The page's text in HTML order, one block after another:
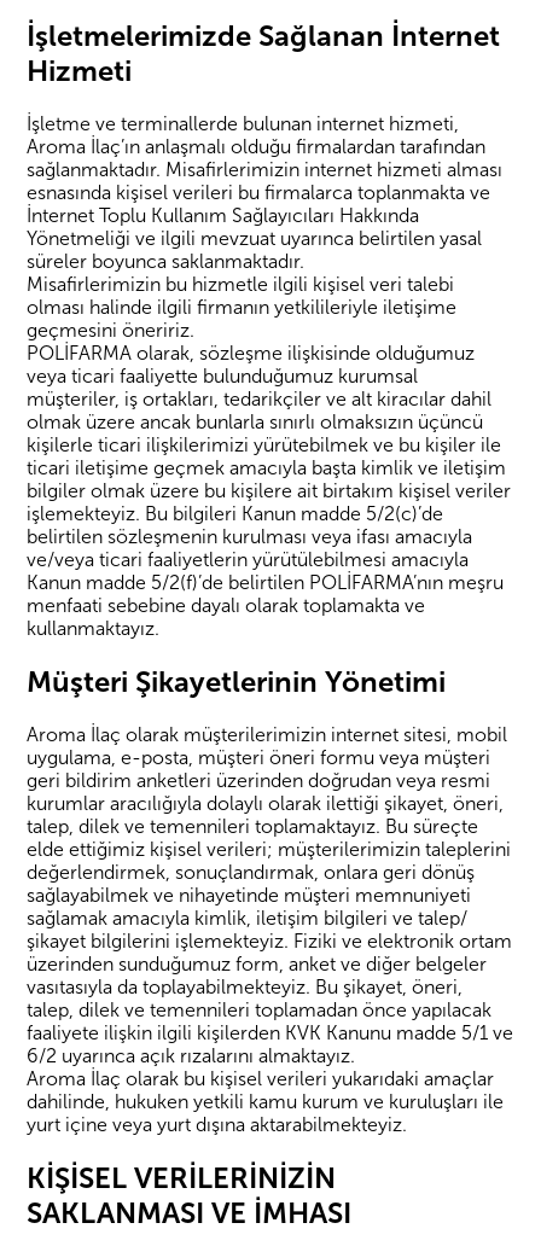
İşletmelerimizde Sağlanan İnternet
Hizmeti
İşletme ve terminallerde bulunan internet hizmeti,
Aroma İlaç’ın anlaşmalı olduğu firmalardan tarafından
sağlanmaktadır. Misafirlerimizin internet hizmeti alması
esnasında kişisel verileri bu firmalarca toplanmakta ve
İnternet Toplu Kullanım Sağlayıcıları Hakkında
Yönetmeliği ve ilgili mevzuat uyarınca belirtilen yasal
süreler boyunca saklanmaktadır.
Misafirlerimizin bu hizmetle ilgili kişisel veri talebi
olması halinde ilgili firmanın yetkilileriyle iletişime
geçmesini öneririz.
POLİFARMA olarak, sözleşme ilişkisinde olduğumuz
veya ticari faaliyette bulunduğumuz kurumsal
müşteriler, iş ortakları, tedarikçiler ve alt kiracılar dahil
olmak üzere ancak bunlarla sınırlı olmaksızın üçüncü
kişilerle ticari ilişkilerimizi yürütebilmek ve bu kişiler ile
ticari iletişime geçmek amacıyla başta kimlik ve iletişim
bilgiler olmak üzere bu kişilere ait birtakım kişisel veriler
işlemekteyiz. Bu bilgileri Kanun madde 5/2(c)’de
belirtilen sözleşmenin kurulması veya ifası amacıyla
ve/veya ticari faaliyetlerin yürütülebilmesi amacıyla
Kanun madde 5/2(f)’de belirtilen POLİFARMA’nın meşru
menfaati sebebine dayalı olarak toplamakta ve
kullanmaktayız.
Müşteri Şikayetlerinin Yönetimi
Aroma İlaç olarak müşterilerimizin internet sitesi, mobil
uygulama, e-posta, müşteri öneri formu veya müşteri
geri bildirim anketleri üzerinden doğrudan veya resmi
kurumlar aracılığıyla dolaylı olarak ilettiği şikayet, öneri,
talep, dilek ve temennileri toplamaktayız. Bu süreçte
elde ettiğimiz kişisel verileri; müşterilerimizin taleplerini
değerlendirmek, sonuçlandırmak, onlara geri dönüş
sağlayabilmek ve nihayetinde müşteri memnuniyeti
sağlamak amacıyla kimlik, iletişim bilgileri ve talep/
şikayet bilgilerini işlemekteyiz. Fiziki ve elektronik ortam
üzerinden sunduğumuz form, anket ve diğer belgeler
vasıtasıyla da toplayabilmekteyiz. Bu şikayet, öneri,
talep, dilek ve temennileri toplamadan önce yapılacak
faaliyete ilişkin ilgili kişilerden KVK Kanunu madde 5/1 ve
6/2 uyarınca açık rızalarını almaktayız.
Aroma İlaç olarak bu kişisel verileri yukarıdaki amaçlar
dahilinde, hukuken yetkili kamu kurum ve kuruluşları ile
yurt içine veya yurt dışına aktarabilmekteyiz.
KİŞİSEL VERİLERİNİZİN
SAKLANMASI VE İMHASI